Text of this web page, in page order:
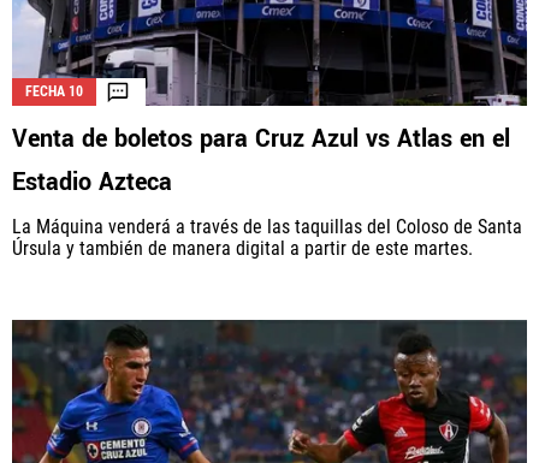
FECHA 10
Venta de boletos para Cruz Azul vs Atlas en el
Estadio Azteca
La Máquina venderá a través de las taquillas del Coloso de Santa
Úrsula y también de manera digital a partir de este martes.